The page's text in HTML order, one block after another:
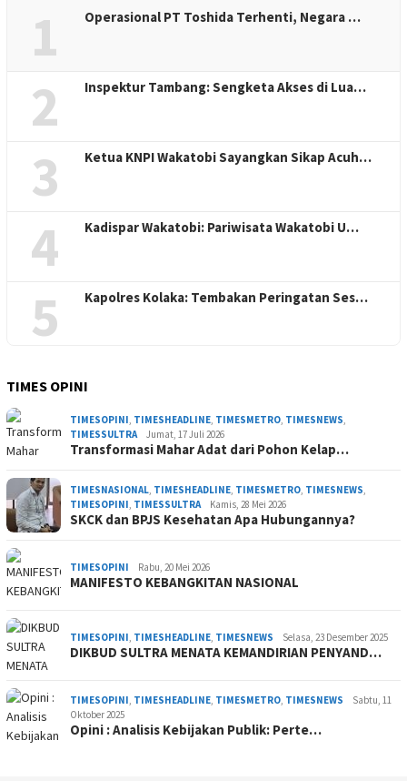
1 Operasional PT Toshida Terhenti, Negara …
2 Inspektur Tambang: Sengketa Akses di Lua…
3 Ketua KNPI Wakatobi Sayangkan Sikap Acuh…
4 Kadispar Wakatobi: Pariwisata Wakatobi U…
5 Kapolres Kolaka: Tembakan Peringatan Ses…
TIMES OPINI
TIMESOPINI TIMESHEADLINE TIMESMETRO TIMESNEWS
TIMESSULTRA
Jumat, 17 Juli 2026
Transformasi Mahar Adat dari Pohon Kelap…
TIMESNASIONAL TIMESHEADLINE TIMESMETRO TIMESNEWS
TIMESOPINI TIMESSULTRA Kamis, 28 Mei 2026
SKCK dan BPJS Kesehatan Apa Hubungannya?
TIMESOPINI Rabu, 20 Mei 2026
MANIFESTO KEBANGKITAN NASIONAL
TIMESOPINI TIMESHEADLINE TIMESNEWS Selasa, 23 Desember 2025
DIKBUD SULTRA MENATA KEMANDIRIAN PENYAND…
TIMESOPINI TIMESHEADLINE TIMESMETRO TIMESNEWS
Sabtu, 11
Oktober 2025
Opini : Analisis Kebijakan Publik: Perte…